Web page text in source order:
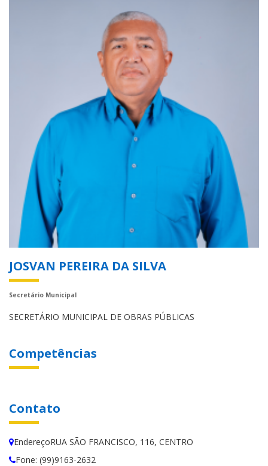
JOSVAN PEREIRA DA SILVA
Secretário Municipal
SECRETÁRIO MUNICIPAL DE OBRAS PÚBLICAS
Competências
Contato
EndereçoRUA SÃO FRANCISCO, 116, CENTRO
Fone: (99)9163-2632